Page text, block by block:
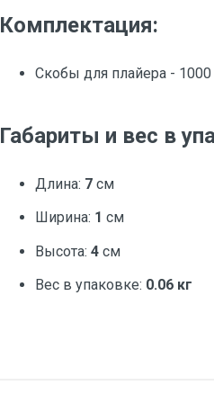
Комплектация:
Скобы для плайера -
Габариты и вес в
Длина: 7 см
Ширина: 1 см
Высота: 4 см
Вес в упаковке: 0.06 кг